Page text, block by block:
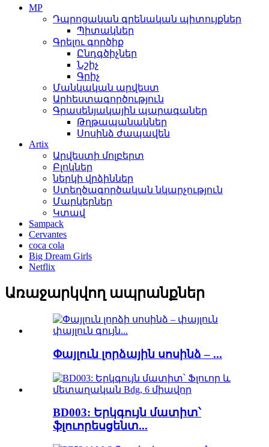
MP
Դպրոցական գրենական պիտույքներ
Պիտակներ
Գրելու գործիք
Ընդգծիչներ
Նշիչ
Գրիչ
Մանկական արվեստ
Արհեստագործություն
Գրասենյակային պարագաներ
Թղթապանակներ
Սոսինձ ժապավեն
Artix
Արվեստի մոլբերտ
Բլոկներ
ներկի վրձիններ
Ստեղծագործական նկարչություն
Մարկերներ
Կտավ
Sampack
Cervantes
coca cola
Big Dream Girls
Netflix
Առաջարկվող ապրանքներ
Փայլուն լորձային սոսինձ – ...
BD003: Երկգույն մատիտ՝
ֆլուորեսցենտ...